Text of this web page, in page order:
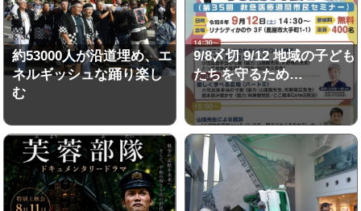
約53000人が沿道埋め、エ
ネルギッシュな踊り楽し
む
9/8〆切 9/12 地域の子ども
たちを守るため…